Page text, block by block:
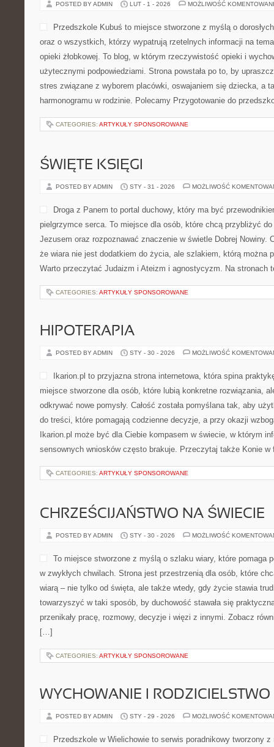
POSTED BY ADMIN LUT - 1 - 2026 MOŻLIWOŚĆ
Przedszkole Kubuś to miejsce stworzone z myślą o
oraz o wszystkich, którzy wypatrują rzetelnych informacji na
opieki żłobkowej. To blog, w którym rzeczywistość opieki i
użytecznymi podpowiedziami. Strona powstała po to, by
stres związane z wyborem placówki, oswajaniem się dziecka, a
harmonogramu w rodzinie. Polecamy Przygotowanie do
CATEGORIES: ARTYKUŁY SPONSOROWANE
ŚWIĘTE KSIĘGI
POSTED BY ADMIN STY - 31 - 2026 MOŻLIWOŚĆ
Droga z Panem to portal duchowy, który ma być
pielgrzymce serca. To miejsce dla osób, które chcą przybliżyć do
Jezusem oraz rozpoznawać znaczenie w świetle Dobrej Nowiny.
że wiara nie jest dodatkiem do życia, ale szlakiem, którą można
Warto przeczytać Judaizm i Ateizm i agnostycyzm. Na stronach
CATEGORIES: ARTYKUŁY SPONSOROWANE
HIPOTERAPIA
POSTED BY ADMIN STY - 30 - 2026 MOŻLIWOŚĆ
Ikarion.pl to przyjazna strona internetowa, która spina
miejsce stworzone dla osób, które lubią konkretne rozwiązania,
odkrywać nowe pomysły. Całość została pomyślana tak, aby
do treści, które pomagają codzienne decyzje, a przy okazji
Ikarion.pl może być dla Ciebie kompasem w świecie, w którym
sensownych wniosków często brakuje. Przeczytaj także Konie
CATEGORIES: ARTYKUŁY SPONSOROWANE
CHRZEŚCIJAŃSTWO NA ŚWIECIE
POSTED BY ADMIN STY - 30 - 2026 MOŻLIWOŚĆ
To miejsce stworzone z myślą o szlaku wiary, które pomaga
w zwykłych chwilach. Strona jest przestrzenią dla osób, które
wiarą – nie tylko od święta, ale także wtedy, gdy życie stawia
towarzyszyć w taki sposób, by duchowość stawała się
przenikały pracę, rozmowy, decyzje i więzi z innymi. Zobacz
[…]
CATEGORIES: ARTYKUŁY SPONSOROWANE
WYCHOWANIE I RODZICIELSTWO
POSTED BY ADMIN STY - 29 - 2026 MOŻLIWOŚĆ
Przedszkole w Wielichowie to serwis poradnikowy tworzony